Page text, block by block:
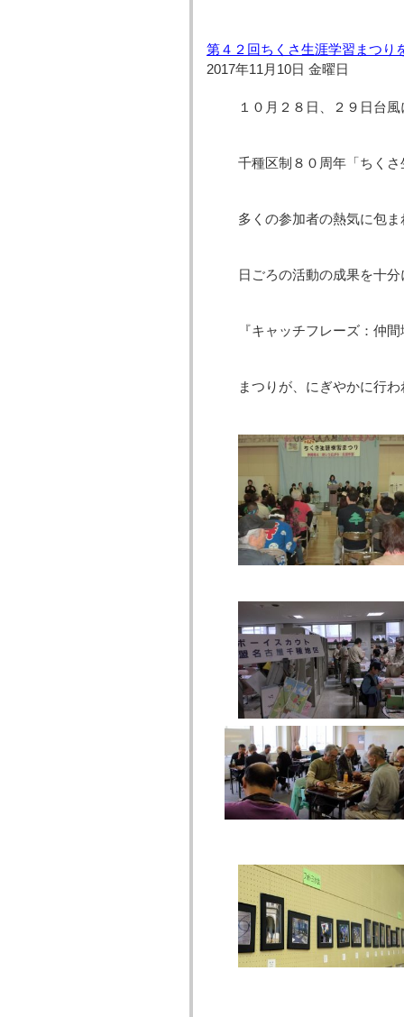
第４２回ちくさ生涯学習まつり
2017年11月10日 金曜日
１０月２８日、２９日台
千種区制８０周年「ちく
多くの参加者の熱気に包
日ごろの活動の成果を十
『キャッチフレーズ：仲
まつりが、にぎやかに行